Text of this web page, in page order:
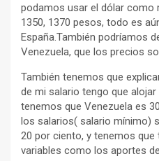
podamos usar el dólar como
1350, 1370 pesos, todo es
España.También podríamos
Venezuela, que los precios
También tenemos que
de mi salario tengo que
tenemos que Venezuela es
los salarios( salario mínimo)
20 por ciento, y tenemos
variables como los aportes